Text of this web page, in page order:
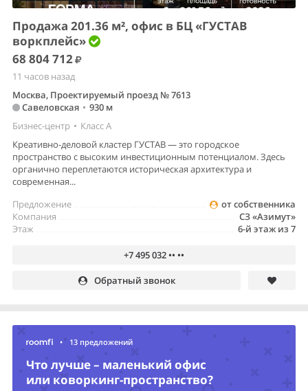
Продажа 201.36 м², офис в БЦ «ГУСТАВ
воркплейс»
68 804 712
11 часов назад
Москва, Проектируемый проезд № 7613
Савеловская • 930 м
Бизнес-центр • Класс A
Креативно-деловой кластер ГУСТАВ — это городское
пространство с высоким инвестиционным потенциалом. Здесь
органично переплетаются историческая архитектура и
современная...
от собственника
Предложение
СЗ «Азимут»
Компания
6-й этаж из 7
Этаж
+7 495 032 •• ••
Обратный звонок
• 13 предложений
Что лучше – маленький офис
или коворкинг-пространство?